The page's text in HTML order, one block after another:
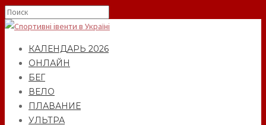
КАЛЕНДАРЬ 2026
ОНЛАЙН
БЕГ
ВЕЛО
ПЛАВАНИЕ
УЛЬТРА